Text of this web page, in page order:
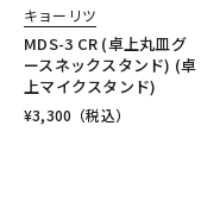
キョーリツ
MDS-3 CR (卓上丸皿グ
ースネックスタンド) (卓
上マイクスタンド)
¥3,300 （税込）